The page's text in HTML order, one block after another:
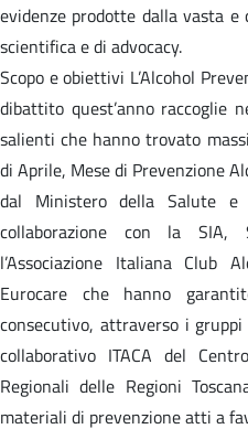
evidenze prodotte dalla vasta
scientifica e di advocacy.
Scopo e obiettivi L’Alcohol
dibattito quest’anno raccoglie
salienti che hanno trovato
di Aprile, Mese di Prevenzione
dal Ministero della Salute
collaborazione con la SIA,
l’Associazione Italiana Club
Eurocare che hanno
consecutivo, attraverso i
collaborativo ITACA del
Regionali delle Regioni
materiali di prevenzione atti a